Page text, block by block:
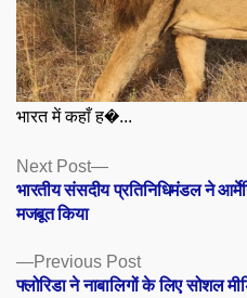
भारत में कहाँ ह�...
Posts
navigation
Previous PostPrevious
post:
फ्लोरिडा ने नाबालिगों के लिए सोशल
Next Post
Next
post:
भारतीय संसदीय प्रतिनिधिमंडल ने
मजबूत किया